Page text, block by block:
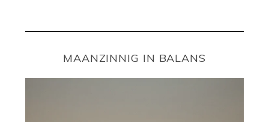
MAANZINNIG IN BALANS